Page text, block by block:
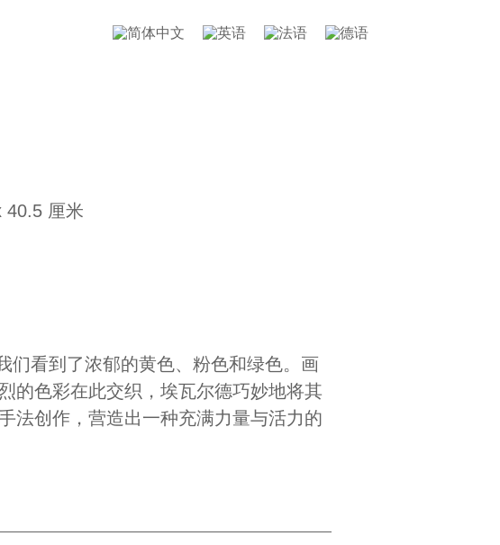
40.5 厘米
们看到了浓郁的黄色、粉色和绿色。画
的色彩在此交织，埃瓦尔德巧妙地将其
法创作，营造出一种充满力量与活力的